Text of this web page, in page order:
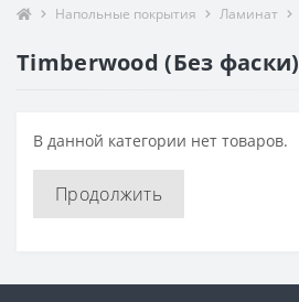
Напольные покрытия Ламинат
Timberwood (Без фаски)
В данной категории нет товаров.
Продолжить